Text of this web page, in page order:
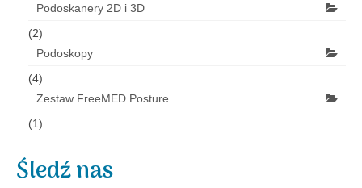
Podoskanery 2D i 3D
(2)
Podoskopy
(4)
Zestaw FreeMED Posture
(1)
Śledź nas